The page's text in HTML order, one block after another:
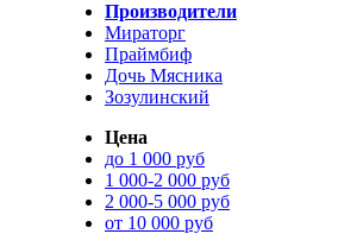
Производители
Мираторг
Праймбиф
Дочь Мясника
Зозулинский
Цена
до 1 000 руб
1 000-2 000 руб
2 000-5 000 руб
от 10 000 руб